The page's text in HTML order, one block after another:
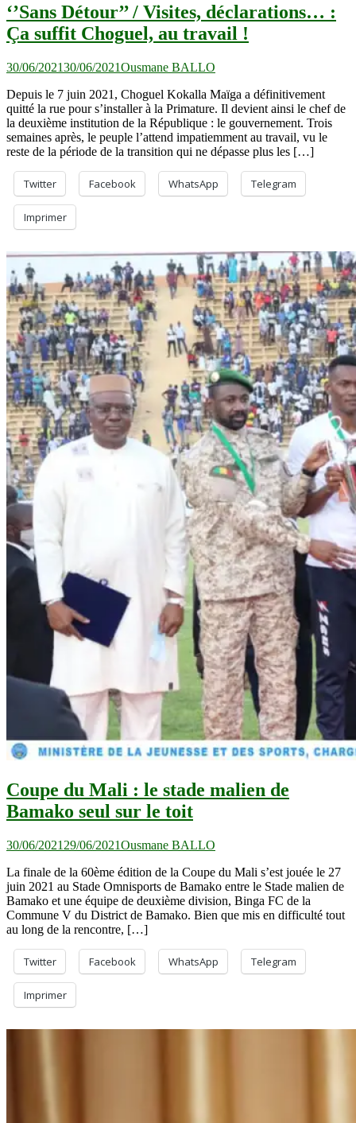
‘’Sans Détour’’ / Visites, déclarations… :
Ça suffit Choguel, au travail !
30/06/202130/06/2021Ousmane BALLO
Depuis le 7 juin 2021, Choguel Kokalla Maïga a définitivement
quitté la rue pour s’installer à la Primature. Il devient ainsi le chef de
la deuxième institution de la République : le gouvernement. Trois
semaines après, le peuple l’attend impatiemment au travail, vu le
reste de la période de la transition qui ne dépasse plus les […]
Twitter Facebook WhatsApp Telegram
Imprimer
Coupe du Mali : le stade malien de
Bamako seul sur le toit
30/06/2021 29/06/2021Ousmane BALLO
La finale de la 60ème édition de la Coupe du Mali s’est jouée le 27
juin 2021 au Stade Omnisports de Bamako entre le Stade malien de
Bamako et une équipe de deuxième division, Binga FC de la
Commune V du District de Bamako. Bien que mis en difficulté tout
au long de la rencontre, […]
Twitter Facebook WhatsApp Telegram
Imprimer